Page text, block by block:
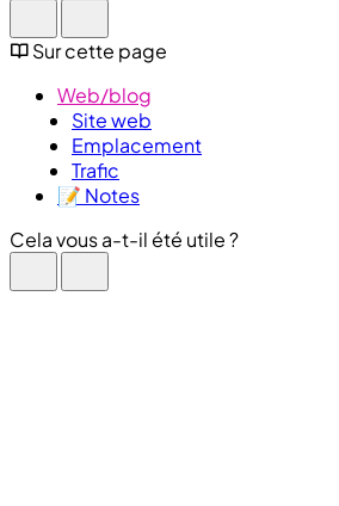
Sur cette page
Web/blog
Site web
Emplacement
Trafic
📝 Notes
Cela vous a-t-il été utile ?